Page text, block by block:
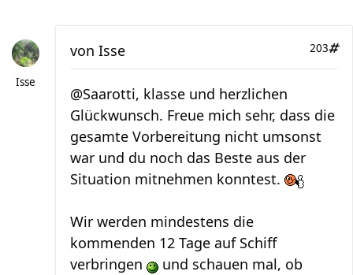
Isse
203
von Isse
@Saarotti, klasse und herzlichen
Glückwunsch. Freue mich sehr, dass die
gesamte Vorbereitung nicht umsonst
war und du noch das Beste aus der
Situation mitnehmen konntest.
Wir werden mindestens die
kommenden 12 Tage auf Schiff
verbringen
und schauen mal, ob